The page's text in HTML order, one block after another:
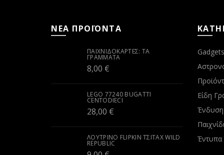
ΝΕΑ ΠΡΟΪΟΝΤΑ
ΠΑΙΧΝΙΔΟΚΆΡΤΕΣ: ΤΑ
ΓΡΆΜΜΑΤΑ
8,00 €
LEGO 77240 BUGATTI
CENTODIECI
28,00 €
ΛΟΎΤΡΙΝΟ FLIPKIN ΤΣΙΤΆΧ WILD
REPUBLIC
Gadgets
Είδη
Έντυπα